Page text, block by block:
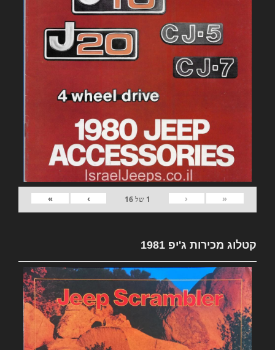
«
‹
1 של16
›
»
קטלוג מכירות ג'יפ 1981